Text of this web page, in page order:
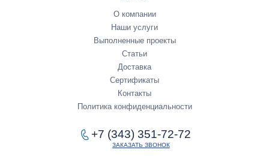
О компании
Наши услуги
Выполненные проекты
Статьи
Доставка
Сертификаты
Контакты
Политика конфиденциальности
+7 (343) 351-72-72
ЗАКАЗАТЬ ЗВОНОК